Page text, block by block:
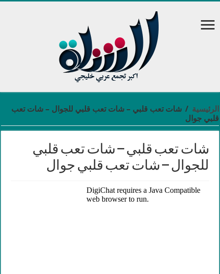
الرئيسية / شات تعب قلبي – شات تعب قلبي للجوال – شات تعب
قلبي جوال
شات تعب قلبي – شات تعب قلبي
للجوال – شات تعب قلبي جوال